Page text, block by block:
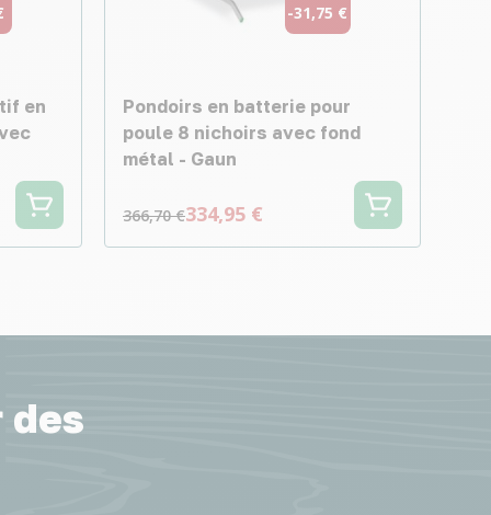
en
-31,75 €
Pondoirs en batterie pour
poule 8 nichoirs avec fond
métal - Gaun
366,70 €334,95 €
des